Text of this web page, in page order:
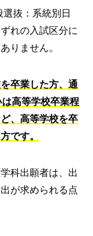
抜：系統別日
れの入試区分に
りません。
卒業した方、通
高等学校卒業程
、高等学校を卒
です。
科出願者は、出
が求められる点